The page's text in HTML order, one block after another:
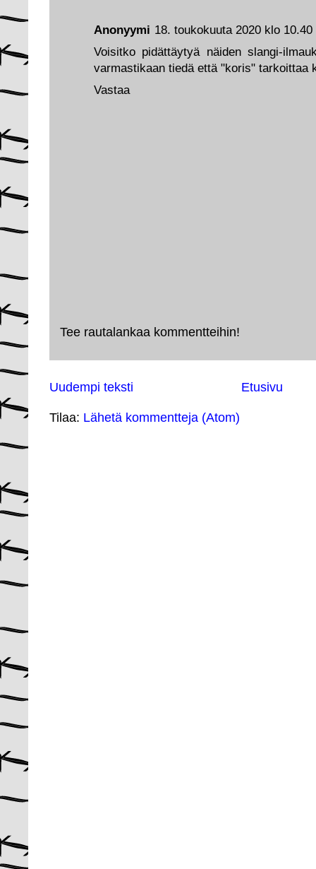
Anonyymi 18. toukokuuta 2020 klo 10.40
Voisitko pidättäytyä näiden slangi-
varmastikaan tiedä että "koris" tarkoittaa
Vastaa
Tee rautalankaa kommentteihin!
Uudempi teksti Etusivu
Tilaa: Lähetä kommentteja (Atom)